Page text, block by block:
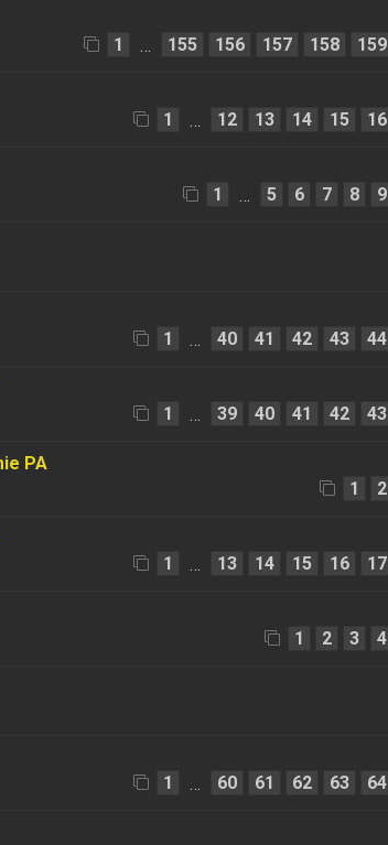
1 155 156 157 158 159
1 12 13 14 15 16
1 5 6 7 8 9
1 40 41 42 43 44
1 39 40 41 42 43
PA
1 2
1 13 14 15 16 17
1 2 3 4
1 60 61 62 63 64